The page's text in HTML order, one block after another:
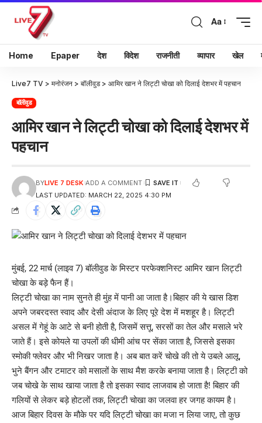
Aa
Home Epaper देश विदेश राजनीती व्यापार खेल
Live7 TV > मनोरंजन > बॉलीवुड> आमिर खान ने लिट्टी चोखा को दिलाई देशभर में पहचान
बॉलीवुड
आमिर खान ने लिट्टी चोखा को दिलाई देशभर में
पहचान
LAST UPDATED: MARCH 22, 2025 4:30 PM
BYLIVE 7 DESK ADD A COMMENT
मुंबई, 22 मार्च (लाइव 7) बॉलीवुड के मिस्टर परफेक्शनिस्ट आमिर खान लिट्टी
चोखा के बड़े फैन हैं।
लिट्टी चोखा का नाम सुनते ही मुंह में पानी आ जाता है।बिहार की ये खास डिश
अपने जबरदस्त स्वाद और देसी अंदाज के लिए पूरे देश में मशहूर है। लिट्टी
असल में गेहूं के आटे से बनी होती है, जिसमें सत्तू, सरसों का तेल और मसाले भरे
जाते हैं। इसे कोयले या उपलों की धीमी आंच पर सेंका जाता है, जिससे इसका
स्मोकी फ्लेवर और भी निखर जाता है। अब बात करें चोखे की तो ये उबले आलू,
भुने बैंगन और टमाटर को मसालों के साथ मैश करके बनाया जाता है। लिट्टी को
जब चोखे के साथ खाया जाता है तो इसका स्वाद लाजवाब हो जाता है! बिहार की
गलियों से लेकर बड़े होटलों तक, लिट्टी चोखा का जलवा हर जगह कायम है।
आज बिहार दिवस के मौके पर यदि लिट्टी चोखा का मजा न लिया जाए, तो कुछ